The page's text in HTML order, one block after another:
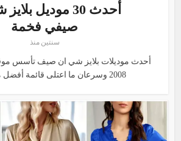
أحدث 30 موديل
صيفي فخمة
سنتين منذ
أحدث موديلات بلايز شي ان صيف تأسس
2008 وسرعان ما اعتلى قائمة أفضل مواقع بيع...